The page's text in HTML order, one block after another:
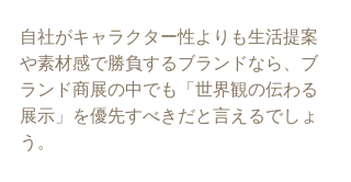
自社がキャラクター性よりも生活提案
や素材感で勝負するブランドなら、ブ
ランド商展の中でも「世界観の伝わる
展示」を優先すべきだと言えるでしょ
う。